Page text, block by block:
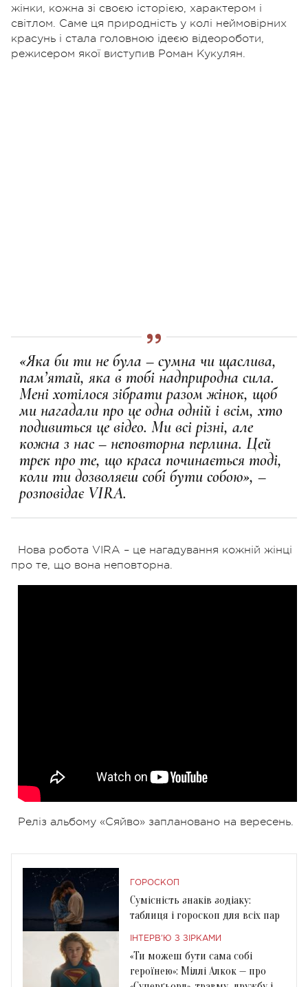
жінки, кожна зі своєю історією, характером і
світлом. Саме ця природність у колі неймовірних
красунь і стала головною ідеєю відеороботи,
режисером якої виступив Роман Кукулян.
«Яка би ти не була – сумна чи щаслива,
пам’ятай, яка в тобі надприродна сила.
Мені хотілося зібрати разом жінок, щоб
ми нагадали про це одна одній і всім, хто
подивиться це відео. Ми всі різні, але
кожна з нас – неповторна перлина. Цей
трек про те, що краса починається тоді,
коли ти дозволяєш собі бути собою», –
розповідає VIRA.
Нова робота VIRA – це нагадування кожній жінці
про те, що вона неповторна.
Реліз альбому «Сяйво» заплановано на вересень.
ГОРОСКОП
Сумісність знаків зодіаку:
таблиця і гороскоп для всіх пар
ІНТЕРВ'Ю З ЗІРКАМИ
«Ти можеш бути сама собі
героїнею»: Міллі Алкок — про